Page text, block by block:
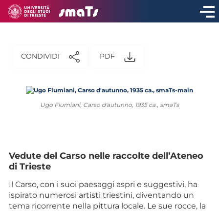
CONDIVIDI PDF
Ugo Flumiani, Carso d'autunno, 1935 ca., smaTs
Vedute del Carso nelle raccolte dell’Ateneo
di Trieste
Il Carso, con i suoi paesaggi aspri e suggestivi, ha
ispirato numerosi artisti triestini, diventando un
tema ricorrente nella pittura locale. Le sue rocce, la